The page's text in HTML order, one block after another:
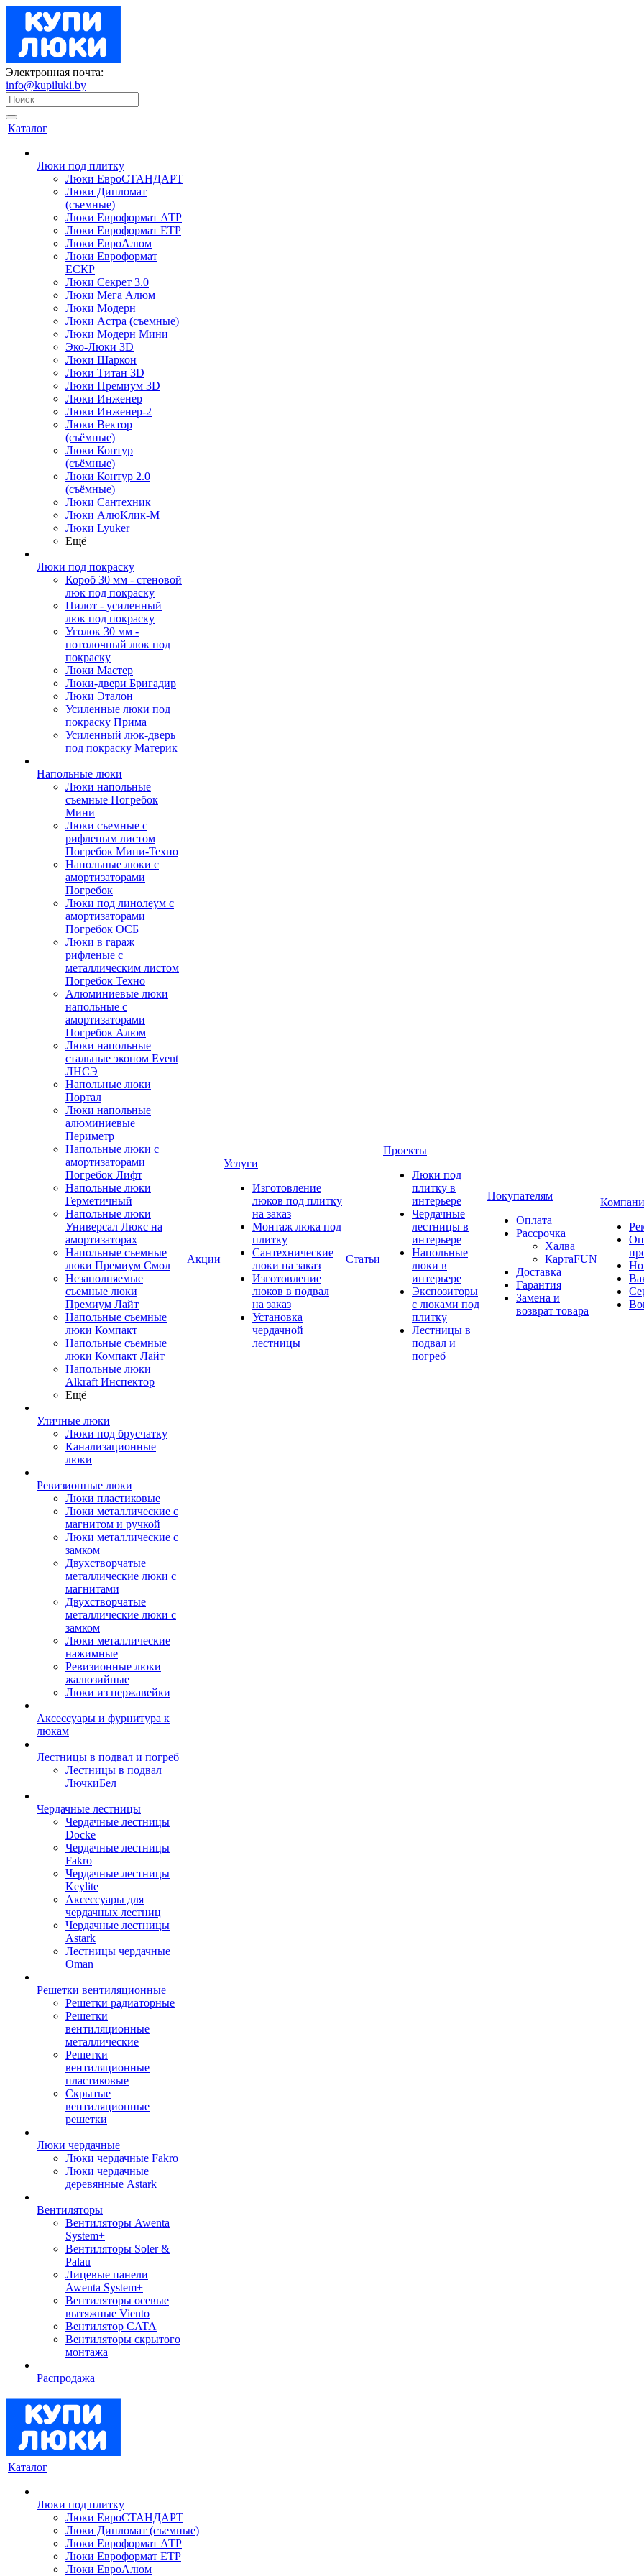
Электронная почта:
info@kupiluki.by
Каталог
Люки под плитку
Люки ЕвроСТАНДАРТ
Люки Дипломат
(съемные)
Люки Евроформат АТР
Люки Евроформат ЕТР
Люки ЕвроАлюм
Люки Евроформат
ЕСКР
Люки Секрет 3.0
Люки Мега Алюм
Люки Модерн
Люки Астра (съемные)
Люки Модерн Мини
Эко-Люки 3D
Люки Шаркон
Люки Титан 3D
Люки Премиум 3D
Люки Инженер
Люки Инженер-2
Люки Вектор
(съёмные)
Люки Контур
(съёмные)
Люки Контур 2.0
(съёмные)
Люки Сантехник
Люки АлюКлик-М
Люки Lyuker
Ещё
Люки под покраску
Короб 30 мм - стеновой
люк под покраску
Пилот - усиленный
люк под покраску
Уголок 30 мм -
потолочный люк под
покраску
Люки Мастер
Люки-двери Бригадир
Люки Эталон
Усиленные люки под
покраску Прима
Усиленный люк-дверь
под покраску Материк
Напольные люки
Люки напольные
съемные Погребок
Мини
Люки съемные с
рифленым листом
Погребок Мини-Техно
Напольные люки с
амортизаторами
Погребок
Люки под линолеум с
амортизаторами
Погребок ОСБ
Люки в гараж
рифленые с
металлическим листом
Погребок Техно
Алюминиевые люки
напольные с
амортизаторами
Погребок Алюм
Люки напольные
стальные эконом Event
ЛНСЭ
Напольные люки
Портал
Люки напольные
алюминиевые
Периметр
Напольные люки с
амортизаторами
Погребок Лифт
Напольные люки
Герметичный
Напольные люки
Универсал Люкс на
амортизаторах
Напольные съемные
люки Премиум Смол
Незаполняемые
съемные люки
Премиум Лайт
Напольные съемные
люки Компакт
Напольные съемные
люки Компакт Лайт
Напольные люки
Alkraft Инспектор
Ещё
Уличные люки
Люки под брусчатку
Канализационные
люки
Ревизионные люки
Люки пластиковые
Люки металлические с
магнитом и ручкой
Люки металлические с
замком
Двухстворчатые
металлические люки с
магнитами
Двухстворчатые
металлические люки с
замком
Люки металлические
нажимные
Ревизионные люки
жалюзийные
Люки из нержавейки
Аксессуары и фурнитура к
люкам
Лестницы в подвал и погреб
Лестницы в подвал
ЛючкиБел
Чердачные лестницы
Чердачные лестницы
Docke
Чердачные лестницы
Fakro
Чердачные лестницы
Keylite
Аксессуары для
чердачных лестниц
Чердачные лестницы
Astark
Лестницы чердачные
Oman
Решетки вентиляционные
Решетки радиаторные
Решетки
вентиляционные
металлические
Решетки
вентиляционные
пластиковые
Скрытые
вентиляционные
решетки
Люки чердачные
Люки чердачные Fakro
Люки чердачные
деревянные Astark
Вентиляторы
Вентиляторы Awenta
System+
Вентиляторы Soler &
Palau
Лицевые панели
Awenta System+
Вентиляторы осевые
вытяжные Viento
Вентилятор CATA
Вентиляторы скрытого
монтажа
Распродажа
Акции
Услуги
Изготовление
люков под плитку
на заказ
Монтаж люка под
плитку
Сантехнические
люки на заказ
Изготовление
люков в подвал
на заказ
Установка
чердачной
лестницы
Статьи
Проекты
Люки под
плитку в
интерьере
Чердачные
лестницы в
интерьере
Напольные
люки в
интерьере
Экспозиторы
с люками под
плитку
Лестницы в
подвал и
погреб
Покупателям
Оплата
Рассрочка
Халва
КартаFUN
Доставка
Гарантия
Замена и
возврат товара
Каталог
Люки под плитку
Люки ЕвроСТАНДАРТ
Люки Дипломат (съемные)
Люки Евроформат АТР
Люки Евроформат ЕТР
Люки ЕвроАлюм